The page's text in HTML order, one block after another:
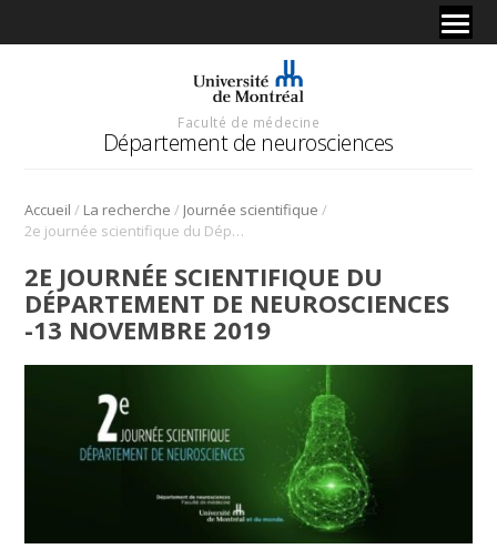
Faculté de médecine
Département de neurosciences
Accueil / La recherche / Journée scientifique /
2e journée scientifique du Département de neurosciences -13 novembre 2019
2E JOURNÉE SCIENTIFIQUE DU
DÉPARTEMENT DE NEUROSCIENCES
-13 NOVEMBRE 2019